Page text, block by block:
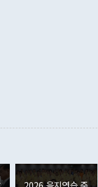
"이라고 말했다. 하
에 플러스냐, 결론적
자 회담'에 대해 "이상
포럼(EEF)'을 언급하
데 대해서도 조 장관
증가했다. IT 품목
▲화공품
억4000만달러 적자
억7000만달러 흑자
저효과로 배당지급이
직접투자에서는 내국
자가 46억3000만달러